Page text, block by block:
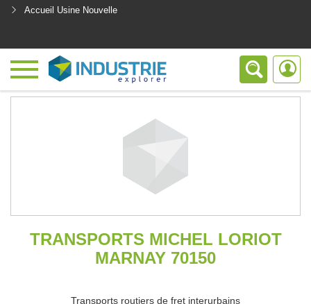
Accueil Usine Nouvelle
TRANSPORTS MICHEL LORIOT
MARNAY 70150
Transports routiers de fret interurbains